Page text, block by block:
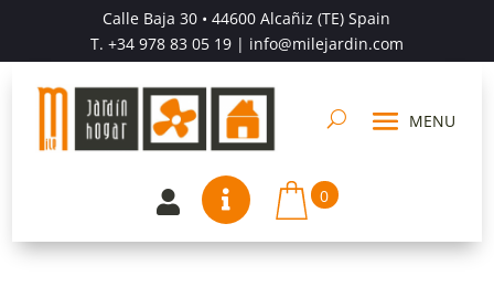
Calle Baja 30 • 44600 Alcañiz (TE) Spain
T. +34 978 83 05 19| info@milejardin.com
  0